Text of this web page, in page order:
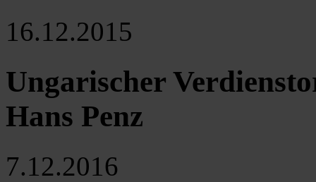
16.12.2015
Ungarischer
Hans Penz
7.12.2016